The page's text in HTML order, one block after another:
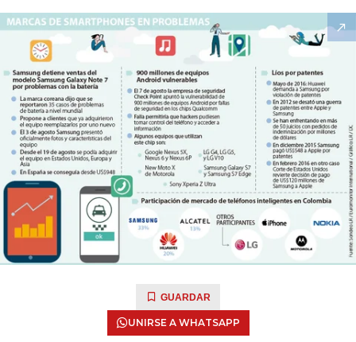
GUARDAR
UNIRSE A WHATSAPP